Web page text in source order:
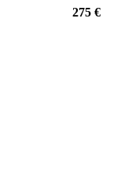
275 €